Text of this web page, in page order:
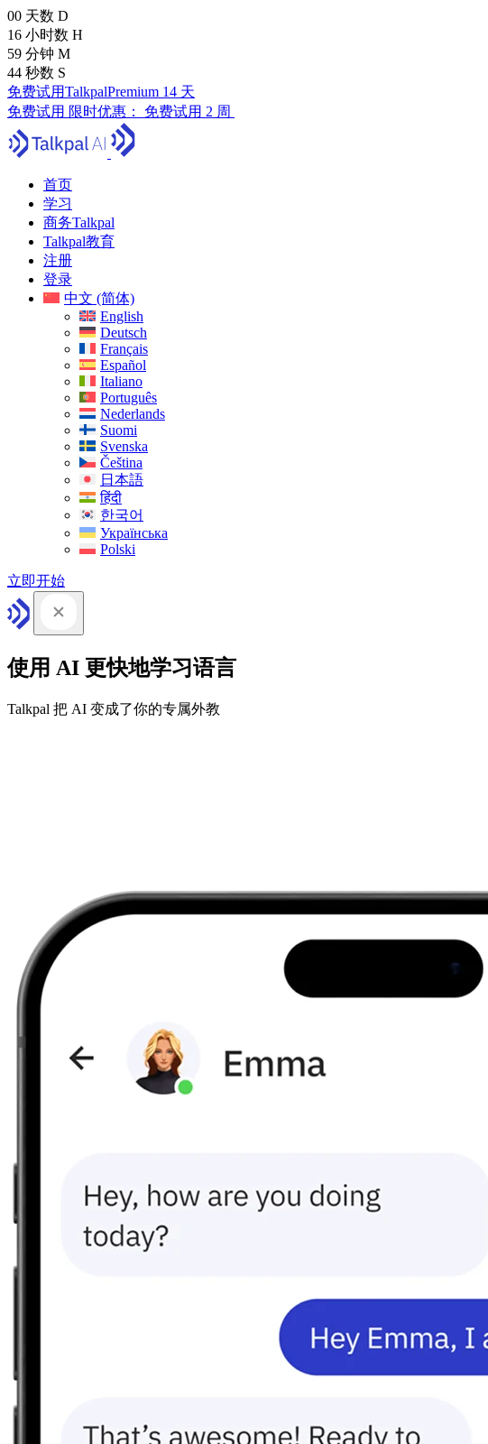
00 天数 D
16 小时数 H
59 分钟 M
43 秒数 S
免费试用TalkpalPremium 14 天
免费试用 限时优惠： 免费试用 2 周
首页
学习
商务Talkpal
Talkpal教育
注册
登录
中文 (简体)
English
Deutsch
Français
Español
Italiano
Português
Nederlands
Suomi
Svenska
Čeština
日本語
हिंदी
한국어
Українська
Polski
立即开始
使用 AI 更快地学习语言
Talkpal 把 AI 变成了你的专属外教